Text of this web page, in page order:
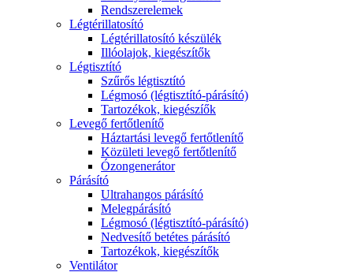
Rendszerelemek
Légtérillatosító
Légtérillatosító készülék
Illóolajok, kiegészítők
Légtisztító
Szűrős légtisztító
Légmosó (légtisztító-párásító)
Tartozékok, kiegészíők
Levegő fertőtlenítő
Háztartási levegő fertőtlenítő
Közületi levegő fertőtlenítő
Ózongenerátor
Párásító
Ultrahangos párásító
Melegpárásító
Légmosó (légtisztító-párásító)
Nedvesítő betétes párásító
Tartozékok, kiegészítők
Ventilátor